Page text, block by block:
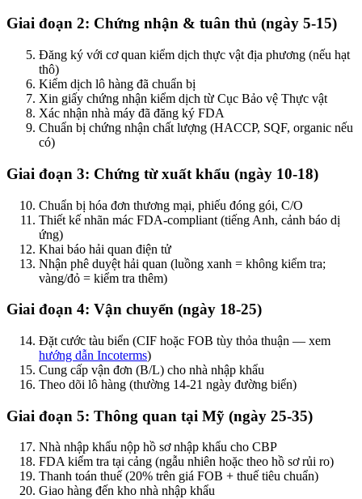
Giai đoạn 2: Chứng nhận & tuân thủ (ngày 5-15)
Đăng ký với cơ quan kiểm dịch thực vật địa phương (nếu hạt
thô)
Kiểm dịch lô hàng đã chuẩn bị
Xin giấy chứng nhận kiểm dịch từ Cục Bảo vệ Thực vật
Xác nhận nhà máy đã đăng ký FDA
Chuẩn bị chứng nhận chất lượng (HACCP, SQF, organic nếu
có)
Giai đoạn 3: Chứng từ xuất khẩu (ngày 10-18)
Chuẩn bị hóa đơn thương mại, phiếu đóng gói, C/O
Thiết kế nhãn mác FDA-compliant (tiếng Anh, cảnh báo dị
ứng)
Khai báo hải quan điện tử
Nhận phê duyệt hải quan (luồng xanh = không kiểm tra;
vàng/đỏ = kiểm tra thêm)
Giai đoạn 4: Vận chuyển (ngày 18-25)
Đặt cước tàu biển (CIF hoặc FOB tùy thỏa thuận — xem
hướng dẫn Incoterms)
Cung cấp vận đơn (B/L) cho nhà nhập khẩu
Theo dõi lô hàng (thường 14-21 ngày đường biển)
Giai đoạn 5: Thông quan tại Mỹ (ngày 25-35)
Nhà nhập khẩu nộp hồ sơ nhập khẩu cho CBP
FDA kiểm tra tại cảng (ngẫu nhiên hoặc theo hồ sơ rủi ro)
Thanh toán thuế (20% trên giá FOB + thuế tiêu chuẩn)
Giao hàng đến kho nhà nhập khẩu